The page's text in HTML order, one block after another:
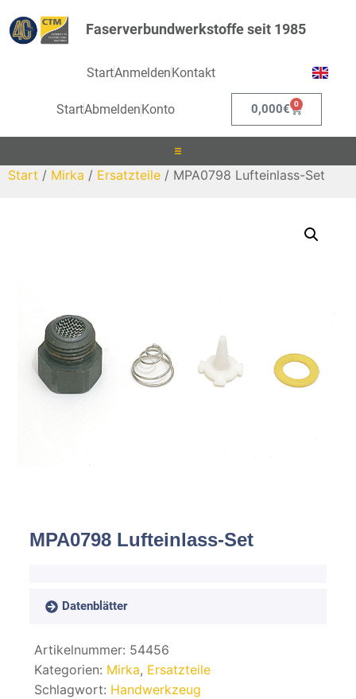
Faserverbundwerkstoffe seit 1985
StartAnmeldenKontakt
StartAbmelden Konto 0,000€ 0
Laminieren
Beschichten
Spachteln
Werkzeug
Start / Mirka / Ersatzteile / MPA0798 Lufteinlass-Set
MPA0798 Lufteinlass-Set
Datenblätter
Artikelnummer: 54456
Kategorien: Mirka, Ersatzteile
Schlagwort: Handwerkzeug